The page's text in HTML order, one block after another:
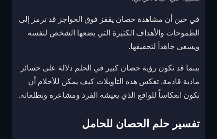
في حين أن مشاهدة حصان يقفز فوق الحواجز قد ترمز إلى
الطموحات والأهداف الكثيرة التي يضعها الشخص لنفسه
ويسعى جاهداً لتحقيقها.
بينما قد تكون رؤية حصان كبير في الحلم دلالة على خسائر
مادية قادمة. تعكس هذه التأويلات كيف يمكن للأحلام أن
تكون انعكاساً للواقع الذي يعيشه الفرد ومشاعره وتطلعاته.
تفسير حلم الحصان للحامل